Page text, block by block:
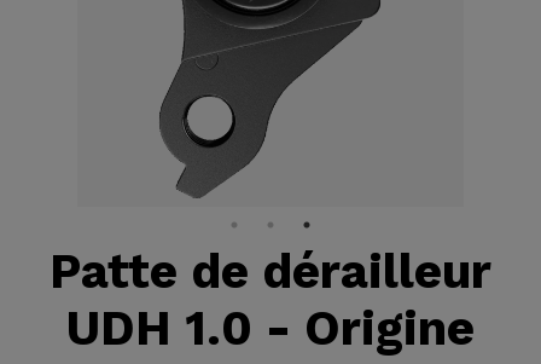
Patte de dérailleur
UDH 1.0 - Origine